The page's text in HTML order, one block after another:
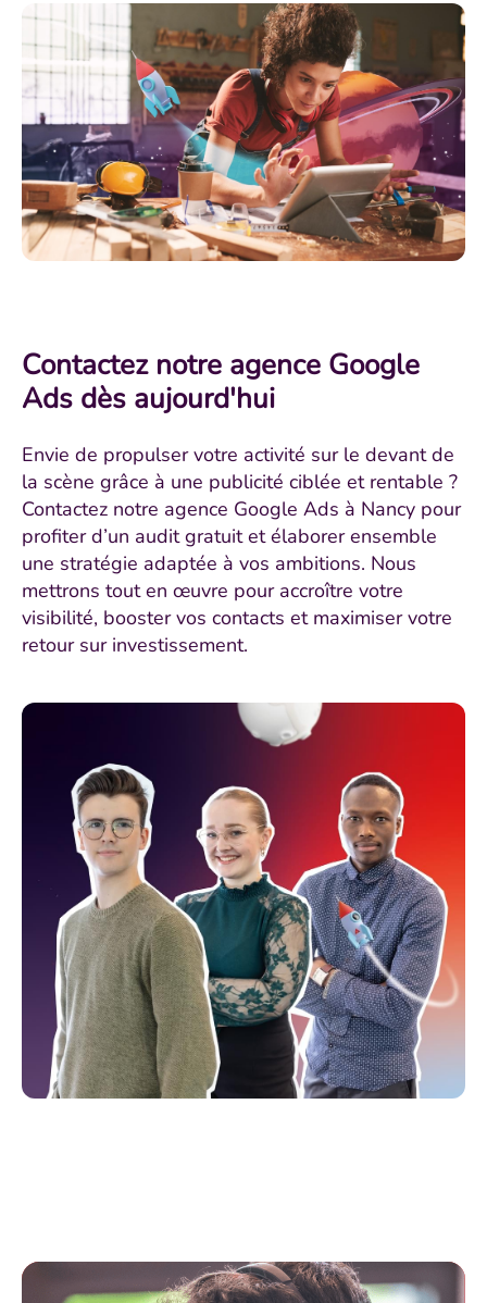
Contactez notre agence Google
Ads dès aujourd'hui
Envie de propulser votre activité sur le devant de
la scène grâce à une publicité ciblée et rentable ?
Contactez notre agence Google Ads à Nancy pour
profiter d’un audit gratuit et élaborer ensemble
une stratégie adaptée à vos ambitions. Nous
mettrons tout en œuvre pour accroître votre
visibilité, booster vos contacts et maximiser votre
retour sur investissement.